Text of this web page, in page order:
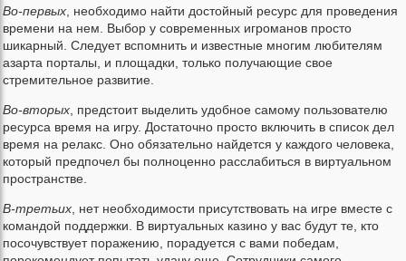
Во-первых , необходимо найти достойный ресурс для проведения
времени на нем. Выбор у современных игроманов просто
шикарный. Следует вспомнить и известные многим любителям
азарта порталы, и площадки, только получающие свое
стремительное развитие.
Во-вторых , предстоит выделить удобное самому пользователю
ресурса время на игру. Достаточно просто включить в список дел
время на релакс. Оно обязательно найдется у каждого человека,
который предпочел бы полноценно расслабиться в виртуальном
пространстве.
В-третьих , нет необходимости присутствовать на игре вместе с
командой поддержки. В виртуальных казино у вас будут те, кто
посочувствует поражению, порадуется с вами победам,